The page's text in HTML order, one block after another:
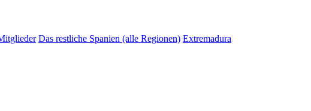
Das restliche Spanien (alle Regionen) Extremadura